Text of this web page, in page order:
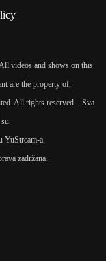
videos and shows on this
are the property of,
All rights reserved… Sva
YuStream-a.
zadržana.